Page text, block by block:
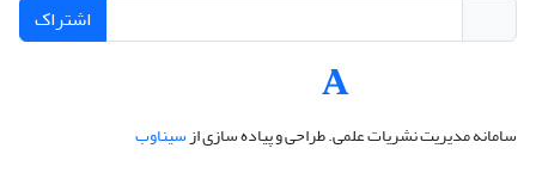
اشتراک
سامانه مدیریت نشریات علمی.طراحی و پیاده سازی ازسیناوب